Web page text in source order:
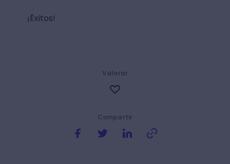
¡Éxitos!
Compartir
Valorar